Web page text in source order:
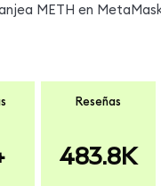
METH en
Reseñas
483.8K